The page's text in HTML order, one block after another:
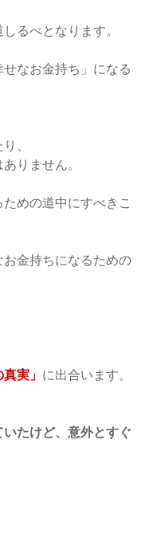
るべとなります。
なお金持ち」になる
、
りません。
めの道中にすべきこ
お金持ちになるための
真実」 に出合います。
いたけど、意外とすぐ